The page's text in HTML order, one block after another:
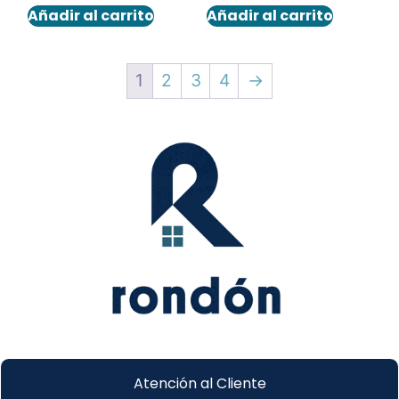
Añadir al carrito Añadir al carrito
1 2 3 4 →
Atención al Cliente